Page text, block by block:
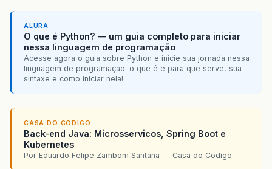
ALURA
O que é Python? — um guia completo para iniciar
nessa linguagem de programação
Acesse agora o guia sobre Python e inicie sua jornada nessa
linguagem de programação: o que é e para que serve, sua
sintaxe e como iniciar nela!
CASA DO CODIGO
Back-end Java: Microsservicos, Spring Boot e
Kubernetes
Por Eduardo Felipe Zambom Santana — Casa do Codigo